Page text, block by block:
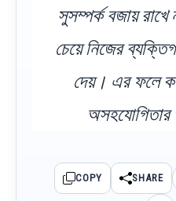
সুসম্পর্ক বজায়
চেয়ে নিজের
দেয়। এর ফলে
অসহযোগিতার
COPY SHARE